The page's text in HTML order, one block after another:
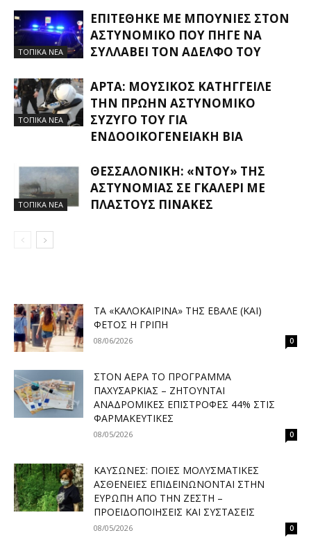
ΤΟΠΙΚΑ ΝΕΑ
ΕΠΙΤΈΘΗΚΕ ΜΕ ΜΠΟΥΝΙΈΣ ΣΤΟΝ
ΑΣΤΥΝΟΜΙΚΌ ΠΟΥ ΠΉΓΕ ΝΑ
ΣΥΛΛΆΒΕΙ ΤΟΝ ΑΔΕΛΦΌ ΤΟΥ
ΤΟΠΙΚΑ ΝΕΑ
ΆΡΤΑ: ΜΟΥΣΙΚΌΣ ΚΑΤΉΓΓΕΙΛΕ
ΤΗΝ ΠΡΏΗΝ ΑΣΤΥΝΟΜΙΚΌ
ΣΎΖΥΓΌ ΤΟΥ ΓΙΑ
ΕΝΔΟΟΙΚΟΓΕΝΕΙΑΚΉ ΒΊΑ
ΤΟΠΙΚΑ ΝΕΑ
ΘΕΣΣΑΛΟΝΊΚΗ: «ΝΤΟΥ» ΤΗΣ
ΑΣΤΥΝΟΜΊΑΣ ΣΕ ΓΚΑΛΕΡΊ ΜΕ
ΠΛΑΣΤΟΎΣ ΠΊΝΑΚΕΣ
ΤΑ «ΚΑΛΟΚΑΙΡΙΝΆ» ΤΗΣ ΈΒΑΛΕ (ΚΑΙ)
ΦΈΤΟΣ Η ΓΡΊΠΗ
08/06/2026 0
ΣΤΟΝ ΑΈΡΑ ΤΟ ΠΡΌΓΡΑΜΜΑ
ΠΑΧΥΣΑΡΚΊΑΣ – ΖΗΤΟΎΝΤΑΙ
ΑΝΑΔΡΟΜΙΚΈΣ ΕΠΙΣΤΡΟΦΈΣ 44% ΣΤΙΣ
ΦΑΡΜΑΚΕΥΤΙΚΈΣ
08/05/2026 0
ΚΑΎΣΩΝΕΣ: ΠΟΙΕΣ ΜΟΛΥΣΜΑΤΙΚΈΣ
ΑΣΘΈΝΕΙΕΣ ΕΠΙΔΕΙΝΏΝΟΝΤΑΙ ΣΤΗΝ
ΕΥΡΏΠΗ ΑΠΌ ΤΗΝ ΖΈΣΤΗ –
ΠΡΟΕΙΔΟΠΟΙΉΣΕΙΣ ΚΑΙ ΣΥΣΤΆΣΕΙΣ
08/05/2026 0